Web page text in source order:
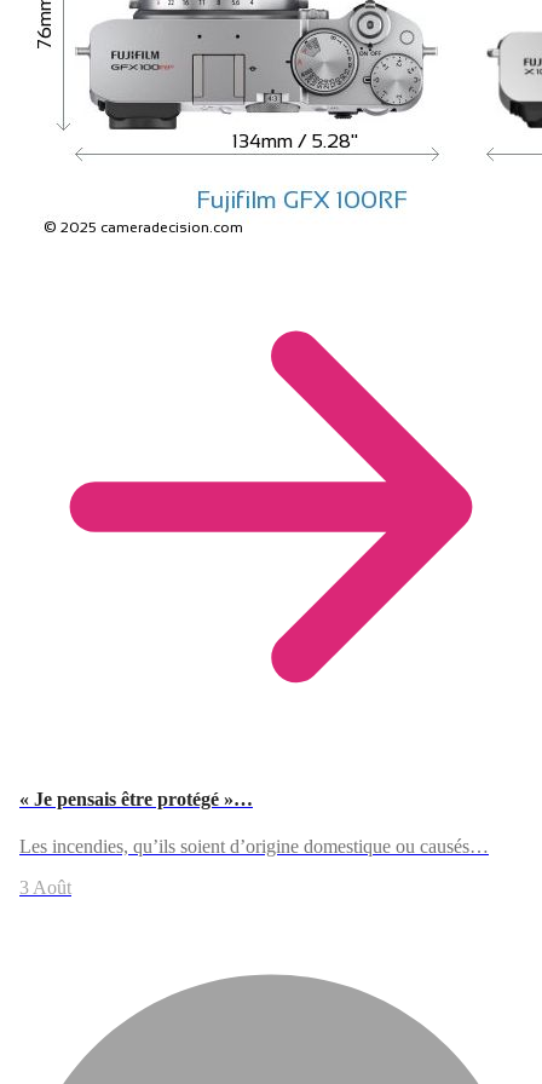
« Je pensais être protégé »…
Les incendies, qu’ils soient d’origine domestique ou causés…
3 Août